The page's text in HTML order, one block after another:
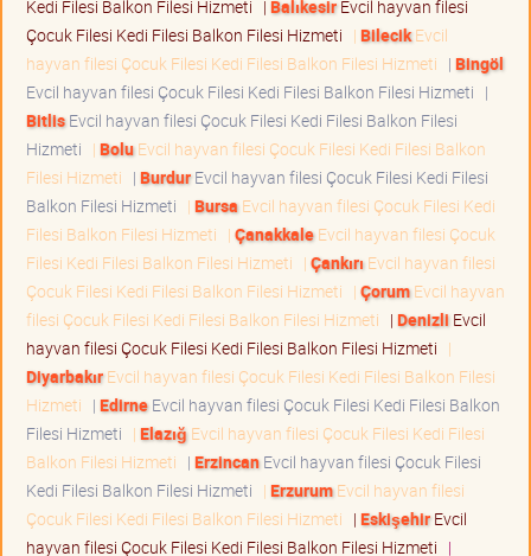
Kedi Filesi Balkon Filesi Hizmeti | BalıkesirEvcil hayvan filesi
Çocuk Filesi Kedi Filesi Balkon Filesi Hizmeti | BilecikEvcil
hayvan filesi Çocuk Filesi Kedi Filesi Balkon Filesi Hizmeti | Bingöl
Evcil hayvan filesi Çocuk Filesi Kedi Filesi Balkon Filesi Hizmeti |
BitlisEvcil hayvan filesi Çocuk Filesi Kedi Filesi Balkon Filesi
Hizmeti | BoluEvcil hayvan filesi Çocuk Filesi Kedi Filesi Balkon
Filesi Hizmeti | BurdurEvcil hayvan filesi Çocuk Filesi Kedi Filesi
Balkon Filesi Hizmeti | Bursa Evcil hayvan filesi Çocuk Filesi Kedi
Filesi Balkon Filesi Hizmeti | ÇanakkaleEvcil hayvan filesi Çocuk
Filesi Kedi Filesi Balkon Filesi Hizmeti | Çankırı Evcil hayvan filesi
Çocuk Filesi Kedi Filesi Balkon Filesi Hizmeti | ÇorumEvcil hayvan
filesi Çocuk Filesi Kedi Filesi Balkon Filesi Hizmeti | Denizli Evcil
hayvan filesi Çocuk Filesi Kedi Filesi Balkon Filesi Hizmeti |
DiyarbakırEvcil hayvan filesi Çocuk Filesi Kedi Filesi Balkon Filesi
Hizmeti | EdirneEvcil hayvan filesi Çocuk Filesi Kedi Filesi Balkon
Filesi Hizmeti | Elazığ Evcil hayvan filesi Çocuk Filesi Kedi Filesi
Balkon Filesi Hizmeti | ErzincanEvcil hayvan filesi Çocuk Filesi
Kedi Filesi Balkon Filesi Hizmeti | ErzurumEvcil hayvan filesi
Çocuk Filesi Kedi Filesi Balkon Filesi Hizmeti | EskişehirEvcil
hayvan filesi Çocuk Filesi Kedi Filesi Balkon Filesi Hizmeti |